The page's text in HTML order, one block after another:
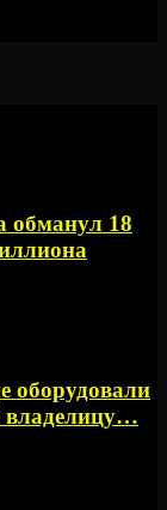
обманул 18
оборудовали
владелицу…